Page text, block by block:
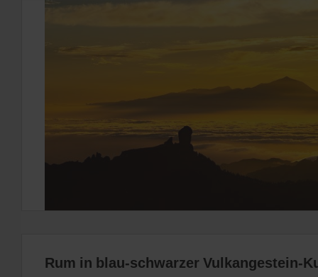
Rum in blau-schwarzer Vulkangestein-